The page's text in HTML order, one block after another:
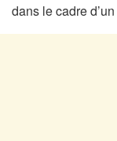
dans le cadre d’un